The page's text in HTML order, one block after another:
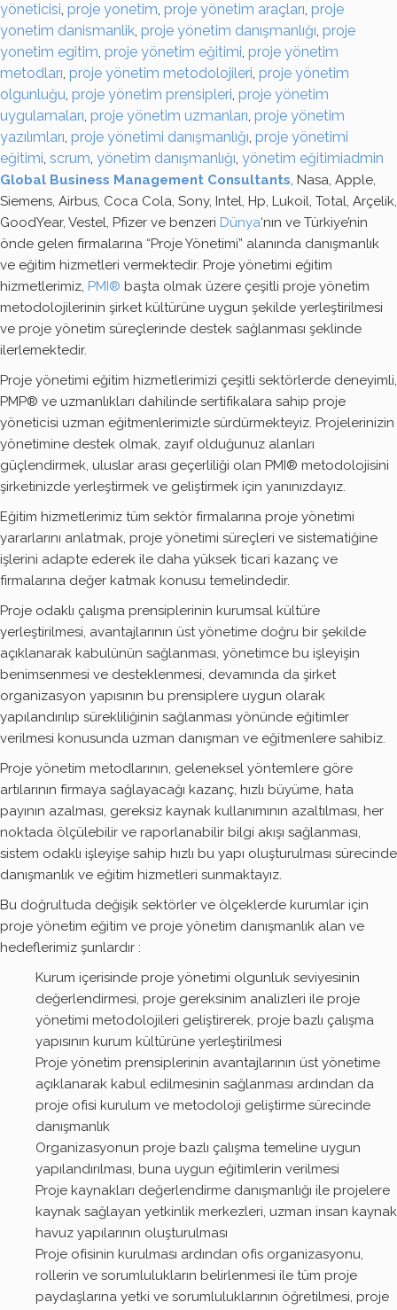
yöneticisi, proje yonetim, proje yönetim araçları, proje
yonetim danismanlik, proje yönetim danışmanlığı, proje
yonetim egitim, proje yönetim eğitimi, proje yönetim
metodları, proje yönetim metodolojileri, proje yönetim
olgunluğu, proje yönetim prensipleri, proje yönetim
uygulamaları, proje yönetim uzmanları, proje yönetim
yazılımları, proje yönetimi danışmanlığı, proje yönetimi
eğitimi, scrum, yönetim danışmanlığı, yönetim eğitimiadmin
Global Business Management Consultants, Nasa, Apple,
Siemens, Airbus, Coca Cola, Sony, Intel, Hp, Lukoil, Total, Arçelik,
GoodYear, Vestel, Pfizer ve benzeri Dünya‘nın ve Türkiye’nin
önde gelen firmalarına “Proje Yönetimi” alanında danışmanlık
ve eğitim hizmetleri vermektedir. Proje yönetimi eğitim
hizmetlerimiz, PMI® başta olmak üzere çeşitli proje yönetim
metodolojilerinin şirket kültürüne uygun şekilde yerleştirilmesi
ve proje yönetim süreçlerinde destek sağlanması şeklinde
ilerlemektedir.
Proje yönetimi eğitim hizmetlerimizi çeşitli sektörlerde deneyimli,
PMP® ve uzmanlıkları dahilinde sertifikalara sahip proje
yöneticisi uzman eğitmenlerimizle sürdürmekteyiz. Projelerinizin
yönetimine destek olmak, zayıf olduğunuz alanları
güçlendirmek, uluslar arası geçerliliği olan PMI® metodolojisini
şirketinizde yerleştirmek ve geliştirmek için yanınızdayız.
Eğitim hizmetlerimiz tüm sektör firmalarına proje yönetimi
yararlarını anlatmak, proje yönetimi süreçleri ve sistematiğine
işlerini adapte ederek ile daha yüksek ticari kazanç ve
firmalarına değer katmak konusu temelindedir.
Proje odaklı çalışma prensiplerinin kurumsal kültüre
yerleştirilmesi, avantajlarının üst yönetime doğru bir şekilde
açıklanarak kabulünün sağlanması, yönetimce bu işleyişin
benimsenmesi ve desteklenmesi, devamında da şirket
organizasyon yapısının bu prensiplere uygun olarak
yapılandırılıp sürekliliğinin sağlanması yönünde eğitimler
verilmesi konusunda uzman danışman ve eğitmenlere sahibiz.
Proje yönetim metodlarının, geleneksel yöntemlere göre
artılarının firmaya sağlayacağı kazanç, hızlı büyüme, hata
payının azalması, gereksiz kaynak kullanımının azaltılması, her
noktada ölçülebilir ve raporlanabilir bilgi akışı sağlanması,
sistem odaklı işleyişe sahip hızlı bu yapı oluşturulması sürecinde
danışmanlık ve eğitim hizmetleri sunmaktayız.
Bu doğrultuda değişik sektörler ve ölçeklerde kurumlar için
proje yönetim eğitim ve proje yönetim danışmanlık alan ve
hedeflerimiz şunlardır :
Kurum içerisinde proje yönetimi olgunluk seviyesinin
değerlendirmesi, proje gereksinim analizleri ile proje
yönetimi metodolojileri geliştirerek, proje bazlı çalışma
yapısının kurum kültürüne yerleştirilmesi
Proje yönetim prensiplerinin avantajlarının üst yönetime
açıklanarak kabul edilmesinin sağlanması ardından da
proje ofisi kurulum ve metodoloji geliştirme sürecinde
danışmanlık
Organizasyonun proje bazlı çalışma temeline uygun
yapılandırılması, buna uygun eğitimlerin verilmesi
Proje kaynakları değerlendirme danışmanlığı ile projelere
kaynak sağlayan yetkinlik merkezleri, uzman insan kaynak
havuz yapılarının oluşturulması
Proje ofisinin kurulması ardından ofis organizasyonu,
rollerin ve sorumlulukların belirlenmesi ile tüm proje
paydaşlarına yetki ve sorumluluklarının öğretilmesi, proje